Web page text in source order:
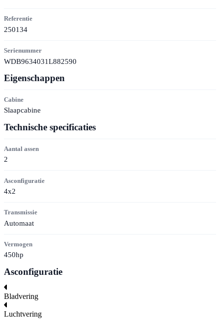
Referentie
250134
Serienummer
WDB9634031L882590
Eigenschappen
Cabine
Slaapcabine
Technische specificaties
Aantal assen
2
Asconfiguratie
4x2
Transmissie
Automaat
Vermogen
450hp
Asconfiguratie
Bladvering
Luchtvering